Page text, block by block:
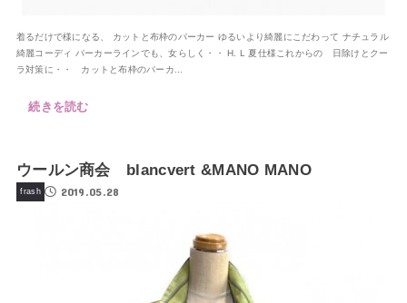
着るだけで様になる、 カットと布枠のパーカー ゆるいより綺麗にこだわって ナチュラル
綺麗コーディ パーカーラインでも、女らしく・・ H. L 夏仕様これからの 日除けとクー
ラ対策に・・ カットと布枠のパーカ...
続きを読む
ウールン商会 blancvert &MANO MANO
frash 2019.05.28